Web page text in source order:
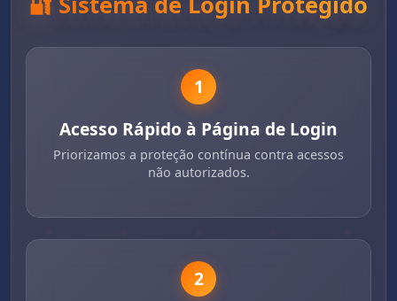
1
Acesso Rápido à Página de Login
Priorizamos a proteção contínua contra acessos
não autorizados.
2